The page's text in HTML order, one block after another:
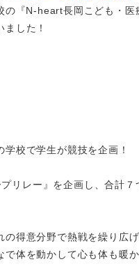
の『N-heart長岡こども・医
した！
校で学生が競技を企画！
リレー』を企画し、合計７
の得意分野で熱戦を繰り広
で体を動かして心も体も暖